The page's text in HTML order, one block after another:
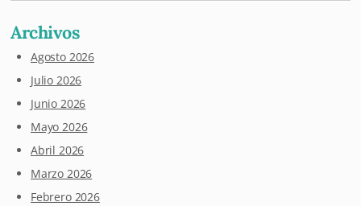
Archivos
Agosto 2026
Julio 2026
Junio 2026
Mayo 2026
Abril 2026
Marzo 2026
Febrero 2026